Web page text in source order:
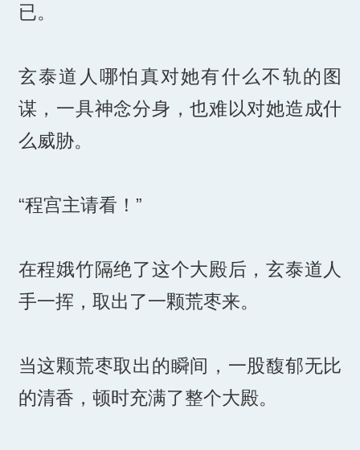
已。
玄泰道人哪怕真对她有什么不轨的图
谋，一具神念分身，也难以对她造成什
么威胁。
“程宫主请看！”
在程娥竹隔绝了这个大殿后，玄泰道人
手一挥，取出了一颗荒枣来。
当这颗荒枣取出的瞬间，一股馥郁无比
的清香，顿时充满了整个大殿。